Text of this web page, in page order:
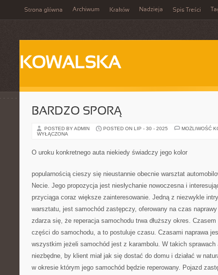
Strona główna Archiwum Kraków Nadzieja Spis Treści
KOWALSKA
BARDZO SPORĄ
POSTED BY ADMIN POSTED ON LIP - 30 - 2025
MOŻLIWOŚĆ
WYŁĄCZONA
O uroku konkretnego auta niekiedy świadczy jego kolor
popularnością cieszy się nieustannie obecnie warsztat
Necie. Jego propozycja jest niesłychanie nowoczesna i
przyciąga coraz większe zainteresowanie. Jedną z niezwykle
warsztatu, jest samochód zastępczy, oferowany na czas
zdarza się, że reperacja samochodu trwa dłuższy okres.
części do samochodu, a to postuluje czasu. Czasami naprawa
wszystkim jeżeli samochód jest z karambolu. W takich
niezbędne, by klient miał jak się dostać do domu i działać w
w okresie którym jego samochód będzie reperowany. Pojazd